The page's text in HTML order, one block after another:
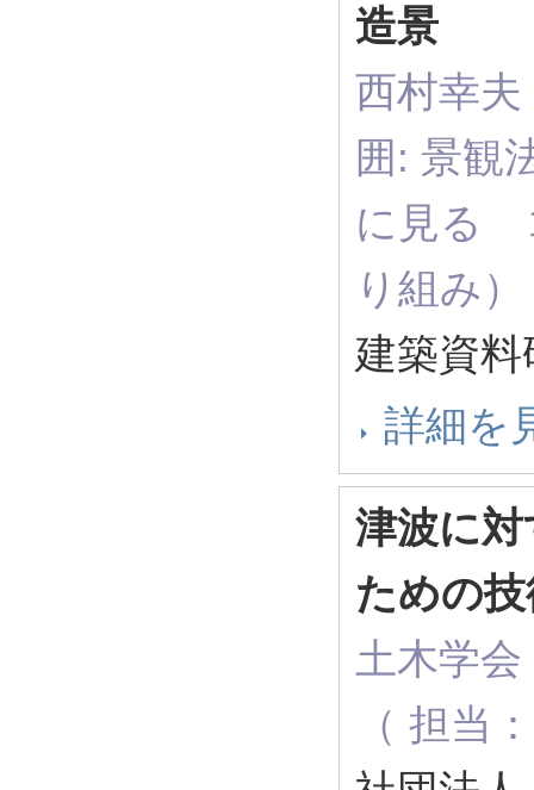
造景
西村幸
囲: 景観
に見る
り組み）
建築資
詳細を
津波に
ための
土木学
（ 担当